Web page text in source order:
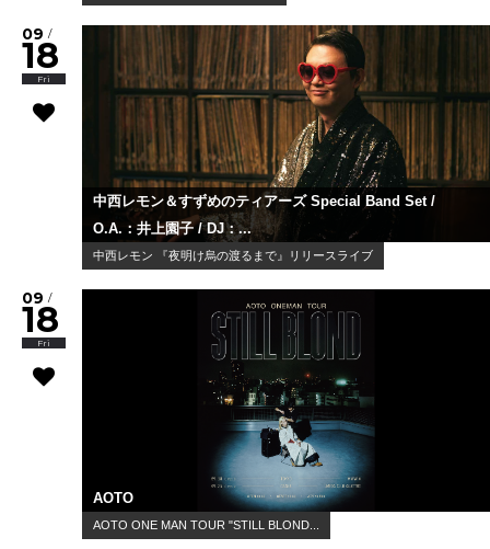
09 /
18
Fri
中西レモン＆すずめのティアーズ Special Band Set /
O.A.：井上園子 / DJ：...
中西レモン 『夜明け烏の渡るまで』リリースライブ
09 /
18
Fri
AOTO
AOTO ONE MAN TOUR "STILL BLOND...